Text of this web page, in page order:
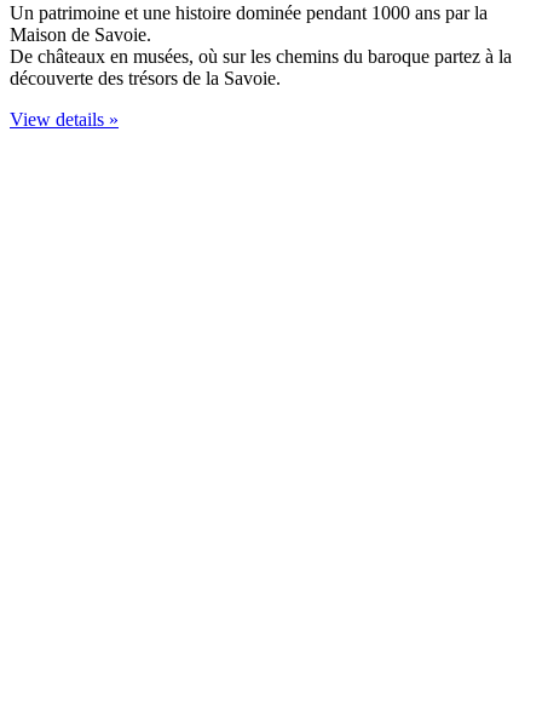
Un patrimoine et une histoire dominée pendant 1000 ans par la
Maison de Savoie.
De châteaux en musées, où sur les chemins du baroque partez à la
découverte des trésors de la Savoie.
View details »